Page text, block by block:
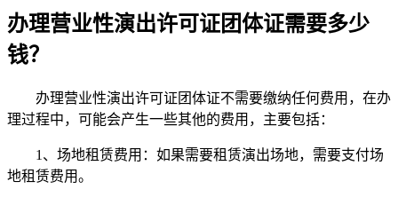
办理营业性演出许可证团体证需要多少
钱？
办理营业性演出许可证团体证不需要缴纳任何费用，在办
理过程中，可能会产生一些其他的费用，主要包括：
1、场地租赁费用：如果需要租赁演出场地，需要支付场
地租赁费用。